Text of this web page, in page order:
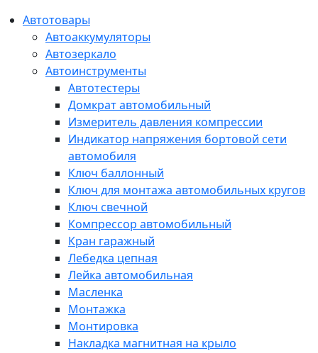
Автотовары
Автоаккумуляторы
Автозеркало
Автоинструменты
Автотестеры
Домкрат автомобильный
Измеритель давления компрессии
Индикатор напряжения бортовой сети
автомобиля
Ключ баллонный
Ключ для монтажа автомобильных кругов
Ключ свечной
Компрессор автомобильный
Кран гаражный
Лебедка цепная
Лейка автомобильная
Масленка
Монтажка
Монтировка
Накладка магнитная на крыло